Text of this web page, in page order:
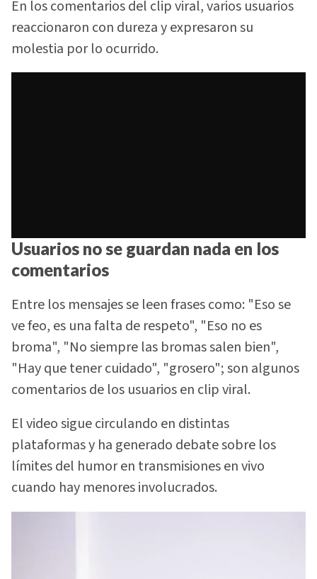
En los comentarios del clip viral, varios usuarios
reaccionaron con dureza y expresaron su
molestia por lo ocurrido.
Usuarios no se guardan nada en los
comentarios
Entre los mensajes se leen frases como: "Eso se
ve feo, es una falta de respeto", "Eso no es
broma", "No siempre las bromas salen bien",
"Hay que tener cuidado", "grosero"; son algunos
comentarios de los usuarios en clip viral.
El video sigue circulando en distintas
plataformas y ha generado debate sobre los
límites del humor en transmisiones en vivo
cuando hay menores involucrados.